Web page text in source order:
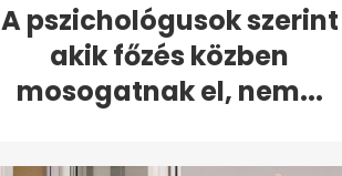
A pszichológusok szerint
akik főzés közben
mosogatnak el, nem...